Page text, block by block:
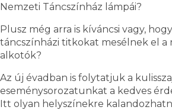
Nemzeti Táncszínház lámpái?
Plusz még arra is kíváncsi vagy,
táncszínházi titkokat mesélnek el
alkotók?
Az új évadban is folytatjuk a
eseménysorozatunkat a kedves
Itt olyan helyszínekre